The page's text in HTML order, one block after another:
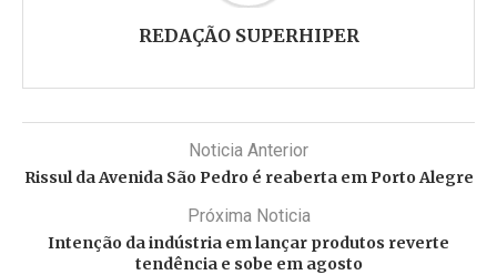
REDAÇÃO SUPERHIPER
Noticia Anterior
Rissul da Avenida São Pedro é reaberta em Porto Alegre
Próxima Noticia
Intenção da indústria em lançar produtos reverte
tendência e sobe em agosto